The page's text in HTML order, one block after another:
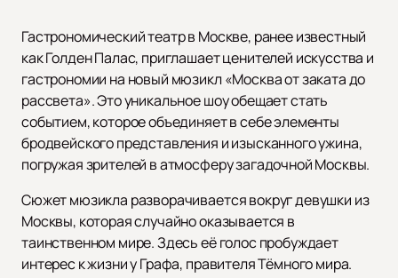
Гастрономический театр в Москве, ранее известный
как Голден Палас, приглашает ценителей искусства и
гастрономии на новый мюзикл «Москва от заката до
рассвета». Это уникальное шоу обещает стать
событием, которое объединяет в себе элементы
бродвейского представления и изысканного ужина,
погружая зрителей в атмосферу загадочной Москвы.
Сюжет мюзикла разворачивается вокруг девушки из
Москвы, которая случайно оказывается в
таинственном мире. Здесь её голос пробуждает
интерес к жизни у Графа, правителя Тёмного мира.